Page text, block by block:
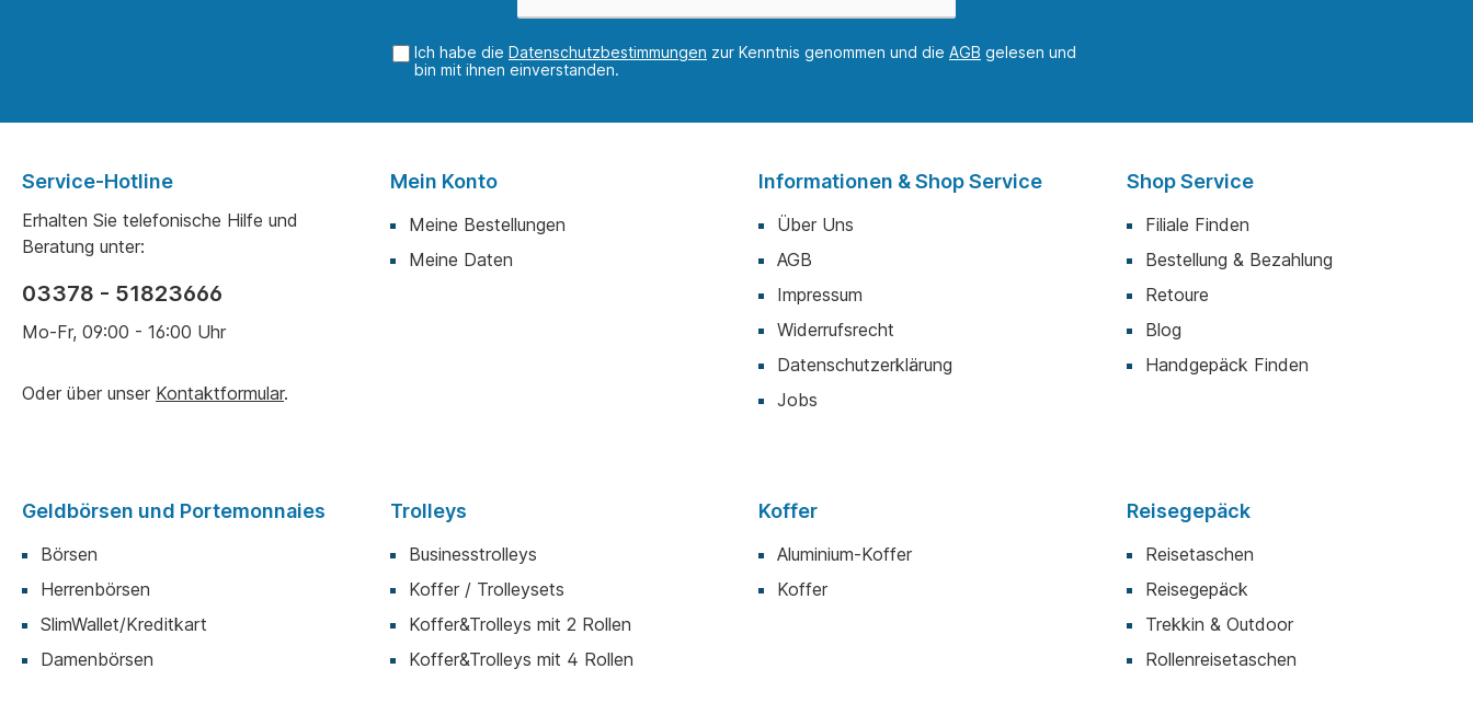
Ich habe die Datenschutzbestimmungen zur Kenntnis genommen und die AGB gelesen und
bin mit ihnen einverstanden.
Service-Hotline
Erhalten Sie telefonische Hilfe und
Beratung unter:
03378 - 51823666
Mo-Fr, 09:00 - 16:00 Uhr
Oder über unser Kontaktformular.
Mein Konto
Meine Bestellungen
Meine Daten
Informationen & Shop Service
Über Uns
AGB
Impressum
Widerrufsrecht
Datenschutzerklärung
Jobs
Shop Service
Filiale Finden
Bestellung & Bezahlung
Retoure
Blog
Handgepäck Finden
Geldbörsen und Portemonnaies
Börsen
Herrenbörsen
SlimWallet/Kreditkart
Damenbörsen
Trolleys
Businesstrolleys
Koffer / Trolleysets
Koffer&Trolleys mit 2 Rollen
Koffer&Trolleys mit 4 Rollen
Koffer
Aluminium-Koffer
Koffer
Reisegepäck
Reisetaschen
Reisegepäck
Trekkin & Outdoor
Rollenreisetaschen